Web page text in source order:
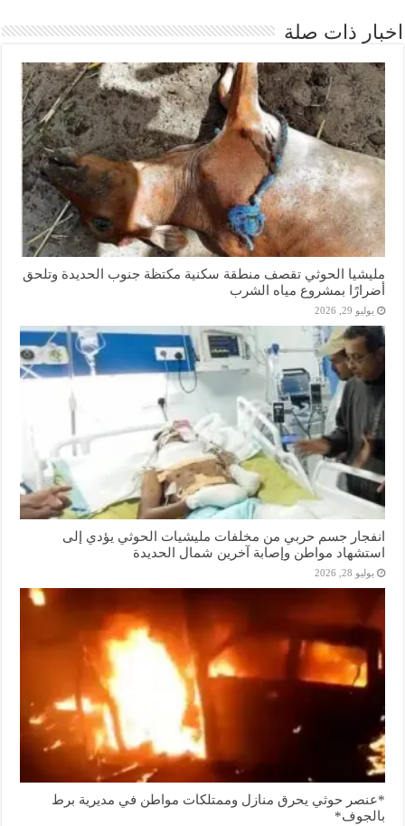
اخبار ذات صلة
مليشيا الحوثي تقصف منطقة سكنية مكتظة جنوب الحديدة وتلحق
أضرارًا بمشروع مياه الشرب
يوليو 29, 2026
انفجار جسم حربي من مخلفات مليشيات الحوثي يؤدي إلى
استشهاد مواطن وإصابة آخرين شمال الحديدة
يوليو 28, 2026
*عنصر حوثي يحرق منازل وممتلكات مواطن في مديرية برط
بالجوف*